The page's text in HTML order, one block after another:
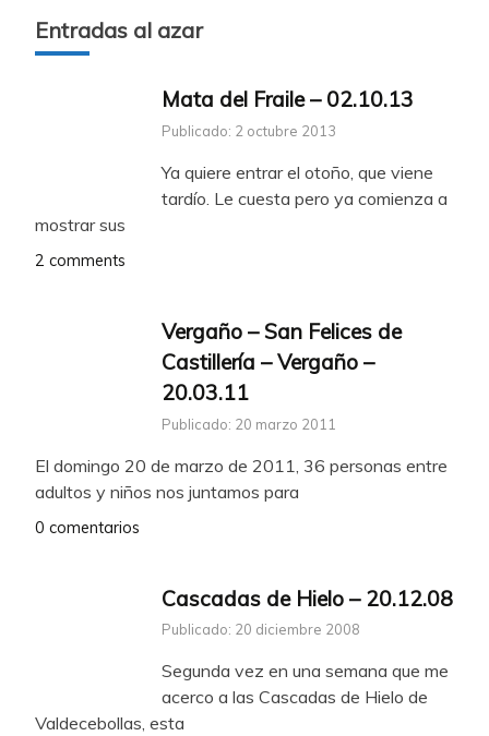
Entradas al azar
Mata del Fraile – 02.10.13
Publicado: 2 octubre 2013
Ya quiere entrar el otoño, que viene
tardío. Le cuesta pero ya comienza a
mostrar sus
2 comments
Vergaño – San Felices de
Castillería – Vergaño –
20.03.11
Publicado: 20 marzo 2011
El domingo 20 de marzo de 2011, 36 personas entre
adultos y niños nos juntamos para
0 comentarios
Cascadas de Hielo – 20.12.08
Publicado: 20 diciembre 2008
Segunda vez en una semana que me
acerco a las Cascadas de Hielo de
Valdecebollas, esta